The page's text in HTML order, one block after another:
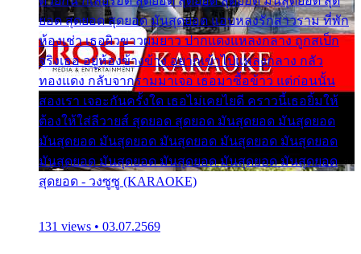
ยอด สุดยอด สุดยอด มันสุดยอด แอบหลงรักสาวราม ที่พัก
ห้องเช่า เธอผิวขาวผมยาว ปากแดงแหลงกลาง ถูกสเป็ก
จริงเธอ อยู่ห้องข้างข้าง อยากเข้าไปแหลงกลาง กลัว
ทองแดง กลับจากรามมาเจอ เธอมาซื้อข้าว แต่ก่อนนั้น
สองเรา เจอะกันครั้งใด เธอไม่เคยไยดี คราวนี้เธอยิ้มให้
ต้องให้ใส่ลีวายส์ สุดยอด สุดยอด มันสุดยอด มันสุดยอด
มันสุดยอด มันสุดยอด มันสุดยอด มันสุดยอด มันสุดยอด
มันสุดยอด มันสุดยอด มันสุดยอด มันสุดยอด มันสุดยอด
สุดยอด - วงซูซู (KARAOKE)
131 views • 03.07.2569